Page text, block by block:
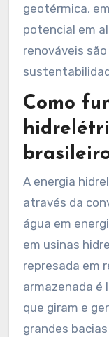
geotérmica,
potencial em
renováveis
Como
A energia
através da
água em
em usinas
represada em
armazenada é
que giram e
grandes